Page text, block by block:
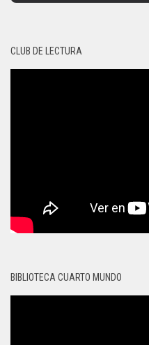
CLUB DE LECTURA
BIBLIOTECA CUARTO MUNDO